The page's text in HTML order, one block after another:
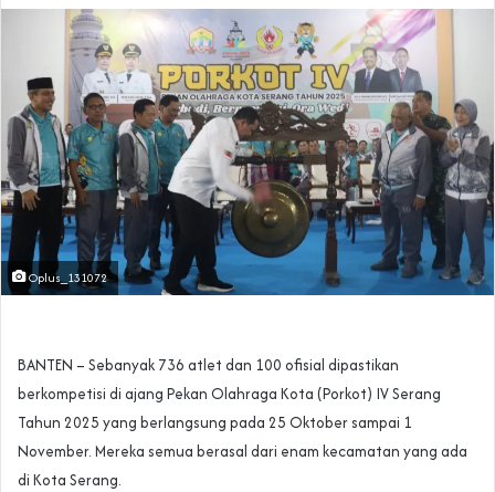
Oplus_131072
‎BANTEN – Sebanyak 736 atlet dan 100 ofisial dipastikan
berkompetisi di ajang Pekan Olahraga Kota (Porkot) IV Serang
Tahun 2025 yang berlangsung pada 25 Oktober sampai 1
November. Mereka semua berasal dari enam kecamatan yang ada
di Kota Serang.